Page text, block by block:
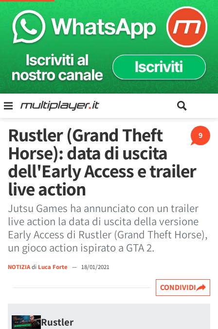
9
Rustler (Grand Theft
Horse): data di uscita
dell'Early Access e trailer
live action
Jutsu Games ha annunciato con un trailer
live action la data di uscita della versione
Early Access di Rustler (Grand Theft Horse),
un gioco action ispirato a GTA 2.
NOTIZIAdi Luca Forte — 18/01/2021
CONDIVIDI
Rustler